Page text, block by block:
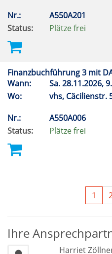
Nr.:
A550A201
Status:
Plätze frei
Finanzbuchführung 3 mit
Wann:
Sa.28.11.2026,
Wo:
vhs, Cäcilienstr.
Nr.:
A550A006
Status:
Plätze frei
1
Ihre
Harriet